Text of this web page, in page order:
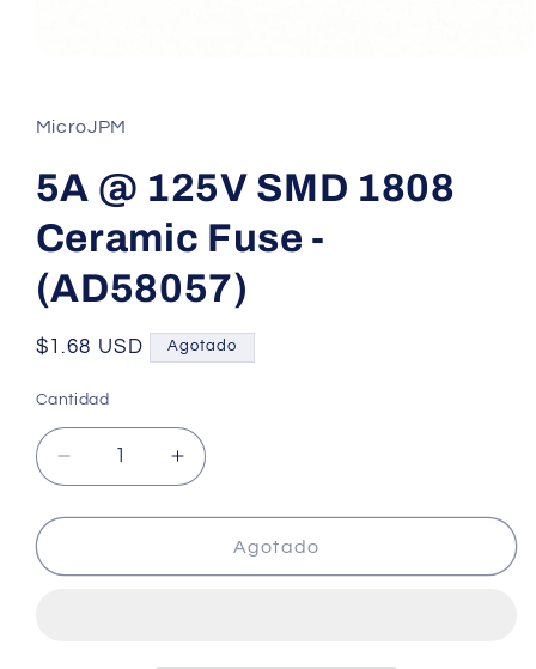
1
en
ventana
modal
MicroJPM
5A @ 125V SMD 1808
Ceramic Fuse -
(AD58057)
Precio
$1.68 USD Agotado
Cantidad
Cantidad
Reducir
cantidad
para
@
Aumentar
cantidad
para
@
Agotado